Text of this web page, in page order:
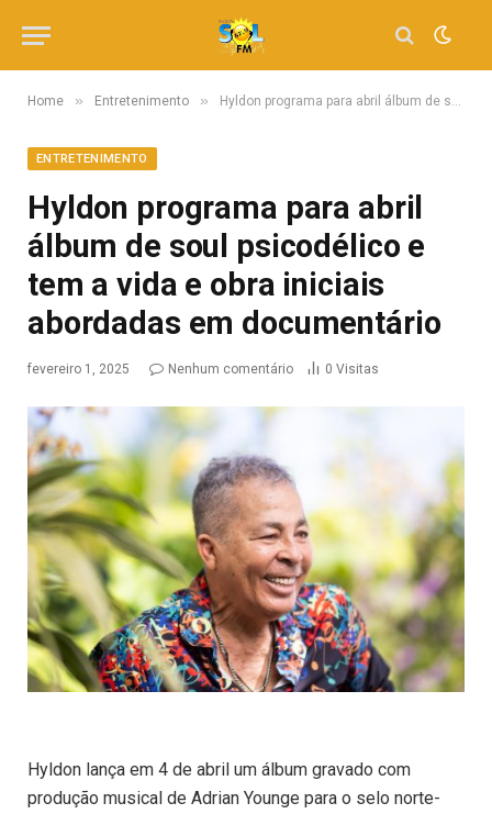
Home » Entretenimento » Hyldon programa para abril álbum de soul psicodélico e tem a vida e obra iniciais abordadas em documentário
ENTRETENIMENTO
Hyldon programa para abril
álbum de soul psicodélico e
tem a vida e obra iniciais
abordadas em documentário
fevereiro 1, 2025 Nenhum comentário 0 Visitas
Hyldon lança em 4 de abril um álbum gravado com
produção musical de Adrian Younge para o selo norte-